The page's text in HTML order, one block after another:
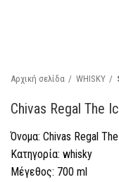
Αρχική σελίδα WHISKY
Chivas Regal The
Όνομα: Chivas Regal
Κατηγορία: whisky
Μέγεθος: 700 ml